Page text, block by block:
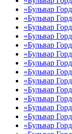
«Бульвар
«Бульвар
«Бульвар
«Бульвар
«Бульвар
«Бульвар
«Бульвар
«Бульвар
«Бульвар
«Бульвар
«Бульвар
«Бульвар
«Бульвар
«Бульвар